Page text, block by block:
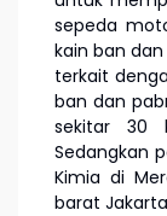
sepeda
kain ban
terkait
ban dan
sekitar 30
Sedangkan
Kimia di
barat